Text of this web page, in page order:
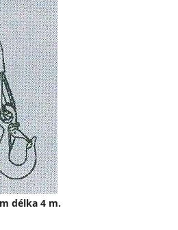
délka 4 m.